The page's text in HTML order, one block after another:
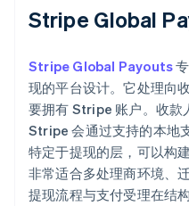
Stripe Global
Stripe Global Payouts
现的平台设计。它处理向
要拥有 Stripe 账户。收款
Stripe 会通过支持的本地
特定于提现的层，可以构
非常适合多处理商环境、
提现流程与支付受理在结